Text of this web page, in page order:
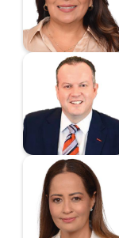
Diputada
Canturosas Villarreal
Carlos Enrique
Diputado
Carbajal Méndez
Liliana
Diputada